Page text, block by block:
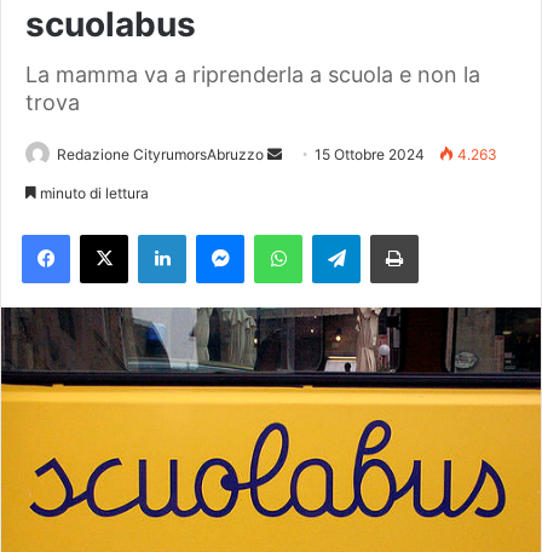
scuolabus
La mamma va a riprenderla a scuola e non la
trova
Redazione CityrumorsAbruzzo
a
n
e
m
a
i
l
15 Ottobre 2024 4.263
minuto di lettura
Telegram